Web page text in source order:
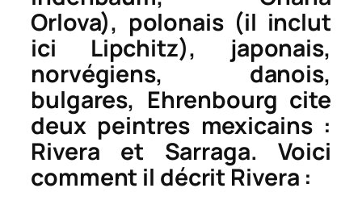
Orlova), polonais (il inclut
ici Lipchitz), japonais,
norvégiens, danois,
bulgares, Ehrenbourg cite
deux peintres mexicains :
Rivera et Sarraga. Voici
comment il décrit Rivera :